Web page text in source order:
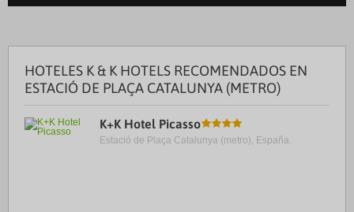
HOTELES K & K HOTELS RECOMENDADOS EN
ESTACIÓ DE PLAÇA CATALUNYA (METRO)
K+K Hotel Picasso
Estació de Plaça Catalunya (metro), España.